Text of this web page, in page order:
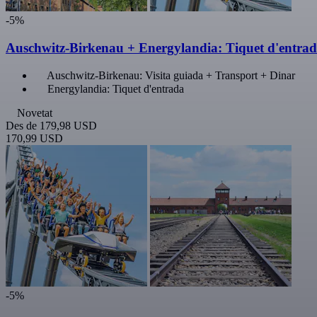
-5%
Auschwitz-Birkenau + Energylandia: Tiquet
Auschwitz-Birkenau: Visita guiada + Transport + Dinar
Energylandia: Tiquet d'entrada
Novetat
Des de 179,98 USD
170,99 USD
-5%